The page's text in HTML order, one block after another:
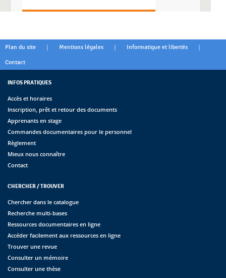
Plan du site | Mentions légales | Informatique et libertés |
Contact
INFOS PRATIQUES
Accès et horaires
Inscription, prêt et retour des documents
Apprenants en stage
Commandes documentaires pour le personnel
Règlement
Mieux nous connaître
Contact
CHERCHER / TROUVER
Chercher dans le catalogue
Recherche multi-bases
Ressources documentaires en ligne
Accéder facilement aux ressources en ligne
Trouver une revue
Consulter un mémoire
Consulter une thèse